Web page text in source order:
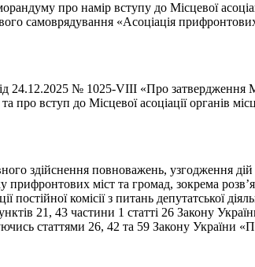
про намір вступу до Місцевої
самоврядування «Асоціація
24.12.2025 № 1025-VIII «Про затвердження
про вступ до Місцевої асоціації органів
здійснення повноважень, узгодження
прифронтових міст та громад, зокрема
постійної комісії з питань депутатської
21, 43 частини 1 статті 26 Закону
статтями 26, 42 та 59 Закону України